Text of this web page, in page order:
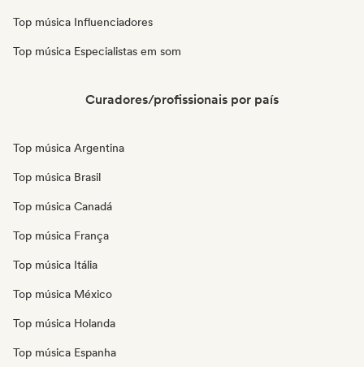
Top música Influenciadores
Top música Especialistas em som
Curadores/profissionais por país
Top música Argentina
Top música Brasil
Top música Canadá
Top música França
Top música Itália
Top música México
Top música Holanda
Top música Espanha